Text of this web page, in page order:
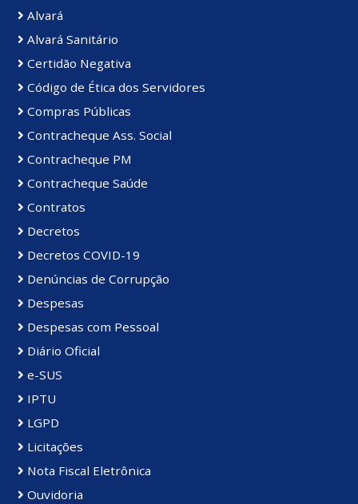
Alvará
Alvará Sanitário
Certidão Negativa
Código de Ética dos Servidores
Compras Públicas
Contracheque Ass. Social
Contracheque PM
Contracheque Saúde
Contratos
Decretos
Decretos COVID-19
Denúncias de Corrupção
Despesas
Despesas com Pessoal
Diário Oficial
e-SUS
IPTU
LGPD
Licitações
Nota Fiscal Eletrônica
Ouvidoria